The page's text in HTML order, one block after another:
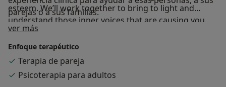
parejas o a sus familias.
esteem. We’ll work together to bring to light and
understand those inner voices that are causing you
tension and anxiety. We’ll work as a team to overcome
these obstacles. My extensive experience with patients
affected by issues relating to gender, sexuality, identity,
relationships or work gives me the clinical expertise to
help these individuals, their partners or their families.
ver más
Enfoque terapéutico
Terapia de pareja
Psicoterapia para adultos